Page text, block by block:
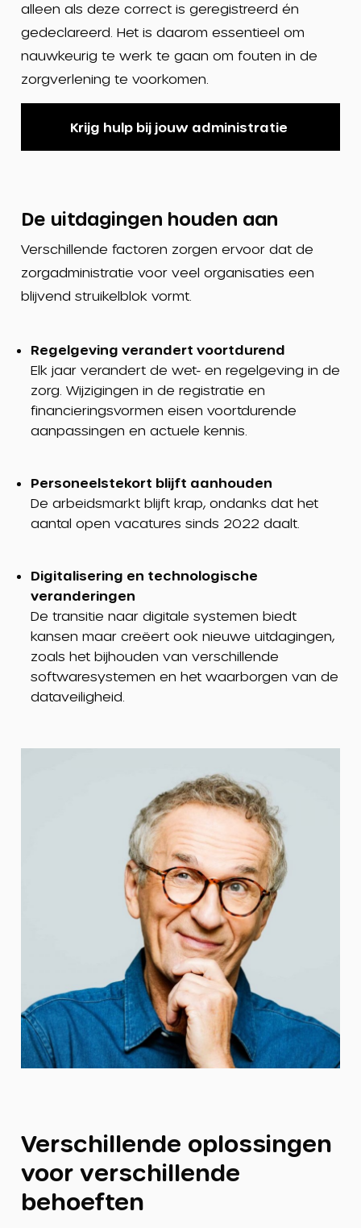
alleen als deze correct is geregistreerd én
gedeclareerd. Het is daarom essentieel om
nauwkeurig te werk te gaan om fouten in de
zorgverlening te voorkomen.
Krijg hulp bij jouw administratie
De uitdagingen houden aan
Verschillende factoren zorgen ervoor dat de
zorgadministratie voor veel organisaties een
blijvend struikelblok vormt.
Regelgeving verandert voortdurend
Elk jaar verandert de wet- en regelgeving in de
zorg. Wijzigingen in de registratie en
financieringsvormen eisen voortdurende
aanpassingen en actuele kennis.
Personeelstekort blijft aanhouden
De arbeidsmarkt blijft krap, ondanks dat het
aantal open vacatures sinds 2022 daalt.
Digitalisering en technologische
veranderingen
De transitie naar digitale systemen biedt
kansen maar creëert ook nieuwe uitdagingen,
zoals het bijhouden van verschillende
softwaresystemen en het waarborgen van de
dataveiligheid.
Verschillende oplossingen
voor verschillende
behoeften